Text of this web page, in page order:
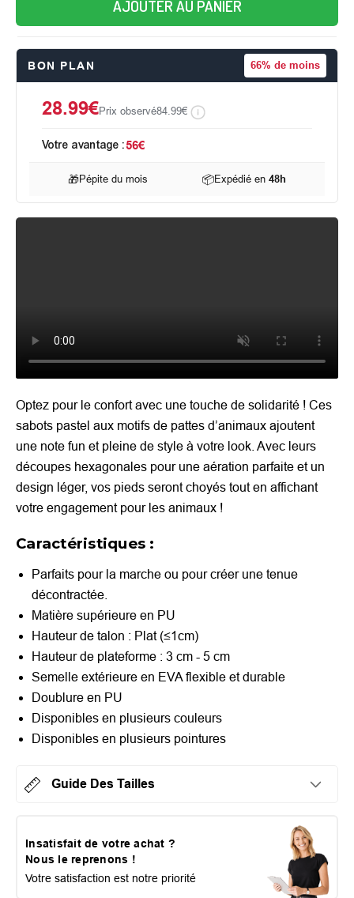
AJOUTER AU PANIER
BON PLAN 66% de moins
28.99€Prix observé84.99€
Votre avantage :56€
🎁Pépite du mois 📦Expédié en48h
Optez pour le confort avec une touche de solidarité ! Ces
sabots pastel aux motifs de pattes d’animaux ajoutent
une note fun et pleine de style à votre look. Avec leurs
découpes hexagonales pour une aération parfaite et un
design léger, vos pieds seront choyés tout en affichant
votre engagement pour les animaux !
Caractéristiques :
Parfaits pour la marche ou pour créer une tenue
décontractée.
Matière supérieure en PU
Hauteur de talon : Plat (≤1cm)
Hauteur de plateforme : 3 cm - 5 cm
Semelle extérieure en EVA flexible et durable
Doublure en PU
Disponibles en plusieurs couleurs
Disponibles en plusieurs pointures
Guide Des Tailles
Insatisfait de votre achat ?
Nous le reprenons !
Votre satisfaction est notre priorité